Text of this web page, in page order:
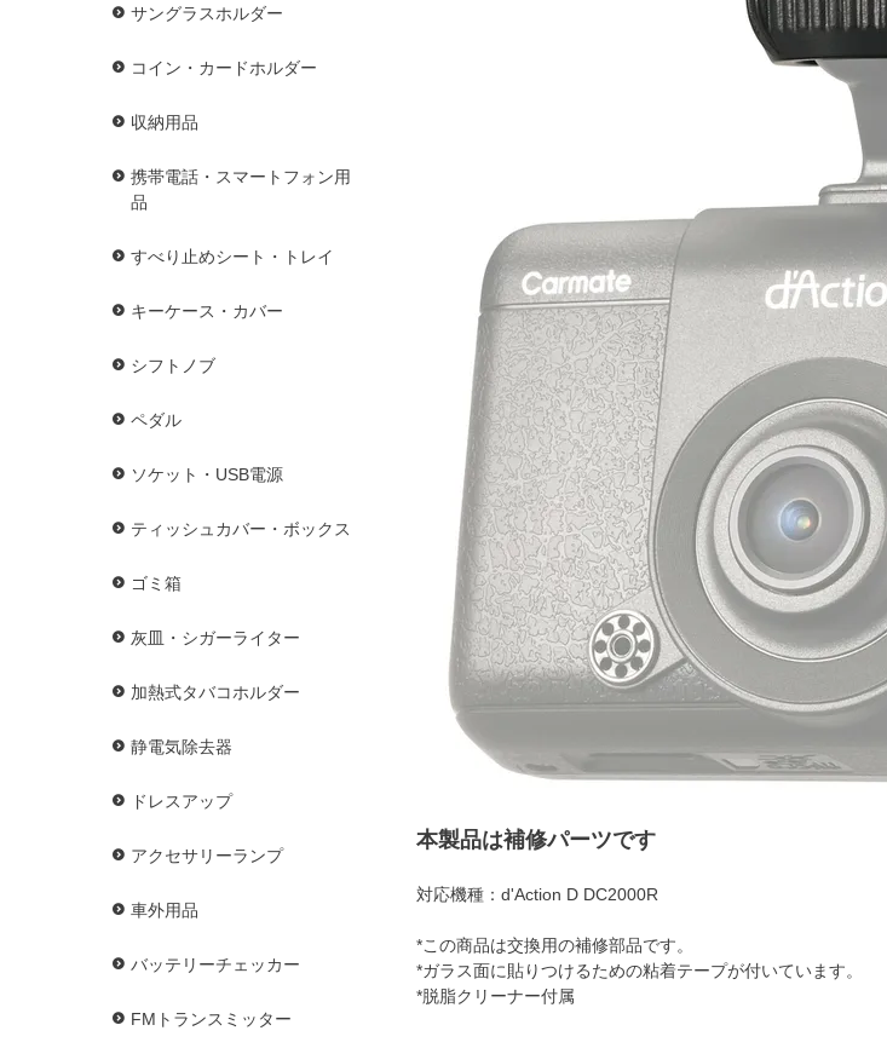
サングラスホルダー
コイン・カードホルダー
収納用品
携帯電話・スマートフォン用
品
すべり止めシート・トレイ
キーケース・カバー
シフトノブ
ペダル
ソケット・USB電源
ティッシュカバー・ボックス
ゴミ箱
灰皿・シガーライター
加熱式タバコホルダー
静電気除去器
ドレスアップ
アクセサリーランプ
車外用品
バッテリーチェッカー
FMトランスミッター
本製品は補修パーツです
対応機種：d'Action D DC2000R
*この商品は交換用の補修部品です。
*ガラス面に貼りつけるための粘着テープが付いています。
*脱脂クリーナー付属